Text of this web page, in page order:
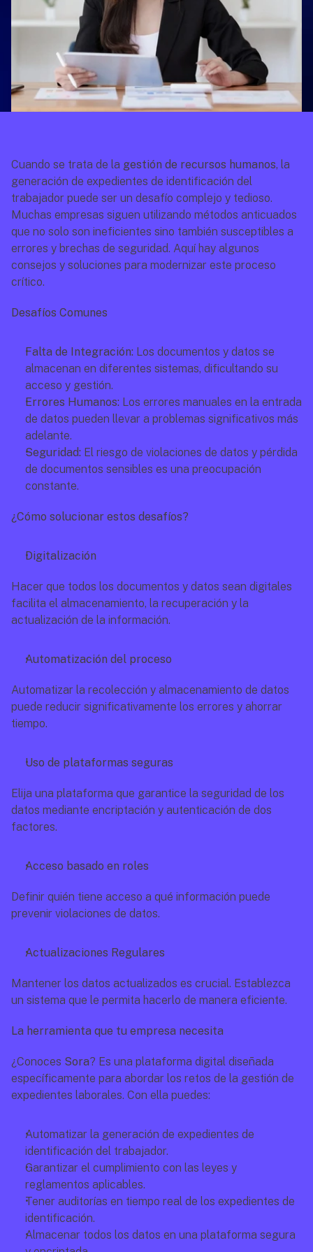
Cuando se trata de la gestión de recursos humanos, la
generación de expedientes de identificación del
trabajador puede ser un desafío complejo y tedioso.
Muchas empresas siguen utilizando métodos anticuados
que no solo son ineficientes sino también susceptibles a
errores y brechas de seguridad. Aquí hay algunos
consejos y soluciones para modernizar este proceso
crítico.
Desafíos Comunes
Falta de Integración: Los documentos y datos se
almacenan en diferentes sistemas, dificultando su
acceso y gestión.
Errores Humanos: Los errores manuales en la entrada
de datos pueden llevar a problemas significativos más
adelante.
Seguridad: El riesgo de violaciones de datos y pérdida
de documentos sensibles es una preocupación
constante.
¿Cómo solucionar estos desafíos?
Digitalización
Hacer que todos los documentos y datos sean digitales
facilita el almacenamiento, la recuperación y la
actualización de la información.
Automatización del proceso
Automatizar la recolección y almacenamiento de datos
puede reducir significativamente los errores y ahorrar
tiempo.
Uso de plataformas seguras
Elija una plataforma que garantice la seguridad de los
datos mediante encriptación y autenticación de dos
factores.
Acceso basado en roles
Definir quién tiene acceso a qué información puede
prevenir violaciones de datos.
Actualizaciones Regulares
Mantener los datos actualizados es crucial. Establezca
un sistema que le permita hacerlo de manera eficiente.
La herramienta que tu empresa necesita
¿Conoces Sora? Es una plataforma digital diseñada
específicamente para abordar los retos de la gestión de
expedientes laborales. Con ella puedes:
Automatizar la generación de expedientes de
identificación del trabajador.
Garantizar el cumplimiento con las leyes y
reglamentos aplicables.
Tener auditorías en tiempo real de los expedientes de
identificación.
Almacenar todos los datos en una plataforma segura